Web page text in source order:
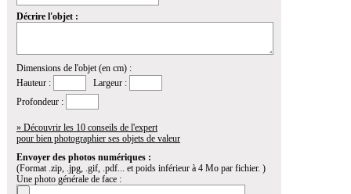
Décrire l'objet :
Dimensions de l'objet (en cm) :
Hauteur :
Largeur :
Profondeur :
» Découvrir les 10 conseils de l'expert
pour bien photographier ses objets de valeur
Envoyer des photos numériques :
(Format .zip, .jpg, .gif, .pdf... et poids inférieur à 4 Mo par fichier. )
Une photo générale de face :